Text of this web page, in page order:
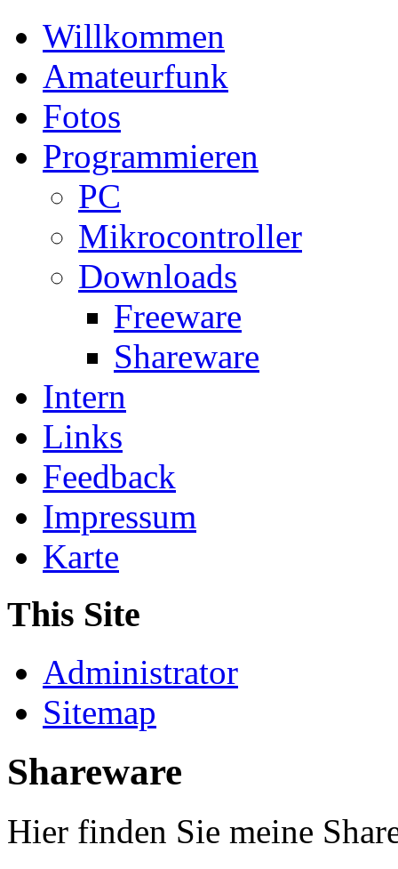
Willkommen
Amateurfunk
Fotos
Programmieren
PC
Mikrocontroller
Downloads
Freeware
Shareware
Intern
Links
Feedback
Impressum
Karte
This Site
Administrator
Sitemap
Shareware
Hier finden Sie meine